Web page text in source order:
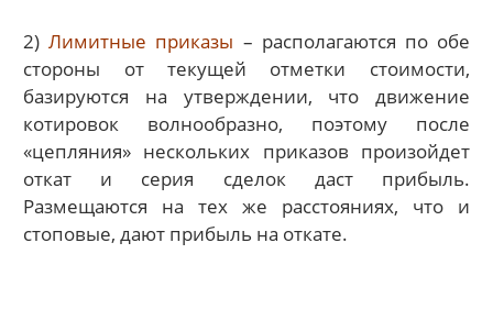
2)Лимитные приказы – располагаются по обе
стороны от текущей отметки стоимости,
базируются на утверждении, что движение
котировок волнообразно, поэтому после
«цепляния» нескольких приказов произойдет
откат и серия сделок даст прибыль.
Размещаются на тех же расстояниях, что и
стоповые, дают прибыль на откате.